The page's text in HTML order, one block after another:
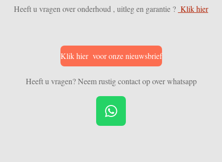
Heeft u vragen over onderhoud , uitleg en garantie ? Klik hier
Klik hier voor onze nieuwsbrief
Heeft u vragen? Neem rustig contact op over whatsapp
W
h